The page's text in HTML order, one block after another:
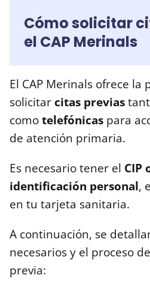
Cómo solicitar
el CAP Merinals
El CAP Merinals ofrece la
solicitarcitas previas
comotelefónicas para
de atención primaria.
Es necesario tener el CIP
identificación personal,
en tu tarjeta sanitaria.
A continuación, se
necesarios y el proceso
previa: